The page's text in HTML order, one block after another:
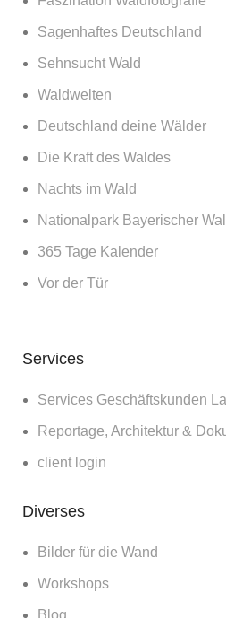
Sagenhaftes Deutschland
Sehnsucht Wald
Waldwelten
Deutschland deine Wälder
Die Kraft des Waldes
Nachts im Wald
Nationalpark Bayerischer
365 Tage Kalender
Vor der Tür
Services
Services Geschäftskunden
Reportage, Architektur &
client login
Diverses
Bilder für die Wand
Workshops
Blog